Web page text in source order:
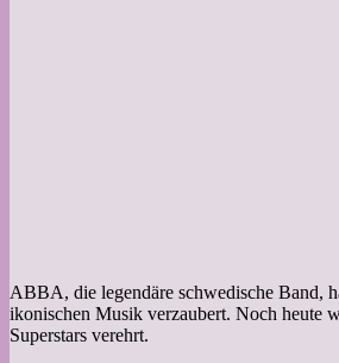
ABBA, die legendäre schwedische Band,
ikonischen Musik verzaubert. Noch heute
Superstars verehrt.